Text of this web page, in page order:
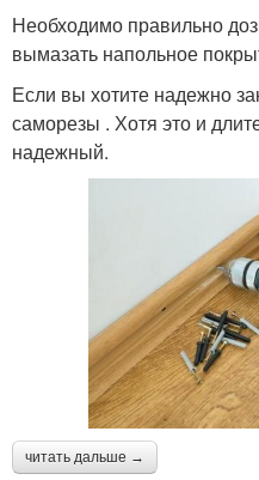
Необходимо правильно
вымазать напольное
Если вы хотите надежно
саморезы . Хотя это и
надежный.
читать дальше →